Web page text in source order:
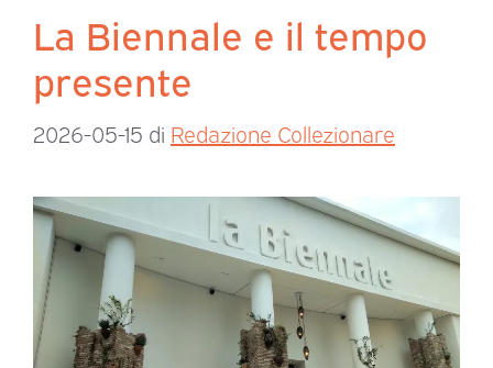
La Biennale e il tempo
presente
2026-05-15 di Redazione Collezionare